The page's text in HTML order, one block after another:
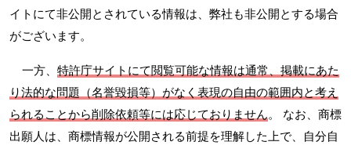
イトにて非公開とされている情報は、弊社も非公開とする場合
がございます。
一方、 特許庁サイトにて閲覧可能な情報は通常、掲載にあた
り法的な問題（名誉毀損等）がなく表現の自由の範囲内と考え
られることから削除依頼等には応じておりません。 なお、商標
出願人は、商標情報が公開される前提を理解した上で、自分自